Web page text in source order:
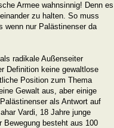
Armee wahnsinnig! Denn es
zu halten. So muss
wenn nur Palästinenser da
radikale Außenseiter
Definition keine gewaltlose
Position zum Thema
Gewalt aus, aber einige
als Antwort auf
Vardi, 18 Jahre junge
Bewegung besteht aus 100